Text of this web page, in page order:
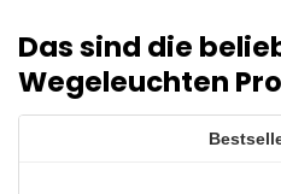
Das sind die
Wegeleuchten